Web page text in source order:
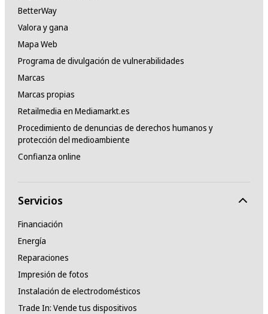
BetterWay
Valora y gana
Mapa Web
Programa de divulgación de vulnerabilidades
Marcas
Marcas propias
Retailmedia en Mediamarkt.es
Procedimiento de denuncias de derechos humanos y
protección del medioambiente
Confianza online
Servicios
Financiación
Energía
Reparaciones
Impresión de fotos
Instalación de electrodomésticos
Trade In: Vende tus dispositivos